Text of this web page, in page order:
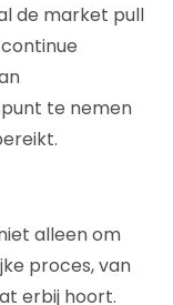
de market pull
te nemen
alleen om
proces, van
erbij hoort.